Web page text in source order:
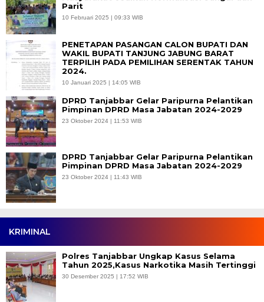
Parit
10 Februari 2025 | 09:33 WIB
PENETAPAN PASANGAN CALON BUPATI DAN
WAKIL BUPATI TANJUNG JABUNG BARAT
TERPILIH PADA PEMILIHAN SERENTAK TAHUN
2024.
10 Januari 2025 | 14:05 WIB
DPRD Tanjabbar Gelar Paripurna Pelantikan
Pimpinan DPRD Masa Jabatan 2024-2029
23 Oktober 2024 | 11:53 WIB
DPRD Tanjabbar Gelar Paripurna Pelantikan
Pimpinan DPRD Masa Jabatan 2024-2029
23 Oktober 2024 | 11:43 WIB
KRIMINAL
Polres Tanjabbar Ungkap Kasus Selama
Tahun 2025,Kasus Narkotika Masih Tertinggi
30 Desember 2025 | 17:52 WIB